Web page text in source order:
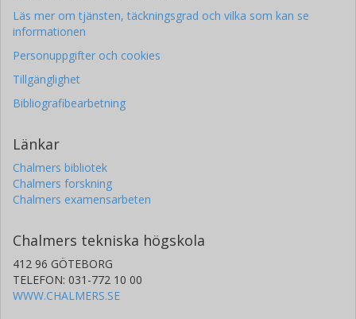
Läs mer om tjänsten, täckningsgrad och vilka som kan se
informationen
Personuppgifter och cookies
Tillgänglighet
Bibliografibearbetning
Länkar
Chalmers bibliotek
Chalmers forskning
Chalmers examensarbeten
Chalmers tekniska högskola
412 96 GÖTEBORG
TELEFON: 031-772 10 00
WWW.CHALMERS.SE